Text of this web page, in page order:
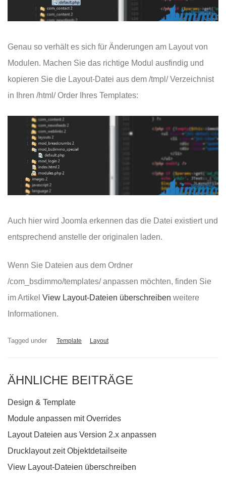
Genau so verhält es sich für Änderungen am Layout von
Modulen. Machen Sie das richtige Modul ausfindig und
kopieren Sie die Layout-Datei aus dem /tmpl/ Verzeichnist
in Ihren /html/ Order Ihres Templates:
Auch hier wird Joomla erkennen das die Datei existiert und
entsprechend anstelle der originalen laden.
Wenn Sie Dateien aus dem Ordner
/com_bsdimmo/templates/ anpassen möchten, finden Sie
im Artikel View Layout-Dateien überschreiben weitere
Informationen.
Tagged under Template Layout
ÄHNLICHE BEITRÄGE
Design & Template
Module anpassen mit Overrides
Layout Dateien aus Version 2.x anpassen
Drucklayout zeit Objektdetailseite
View Layout-Dateien überschreiben